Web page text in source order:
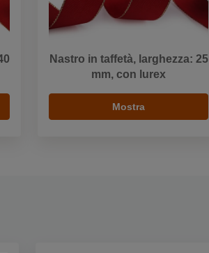
Nastro in taffetà, larghezza: 25
mm, con lurex
Mostra